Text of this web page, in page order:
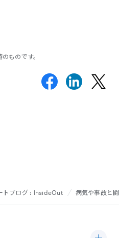
ものです。
トブログ : InsideOut 病気や事故と